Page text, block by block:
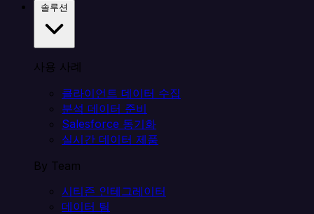
사용 사례
클라이언트 데이터 수집
분석 데이터 준비
Salesforce 동기화
실시간 데이터 제품
By Team
시티즌 인테그레이터
데이터 팀